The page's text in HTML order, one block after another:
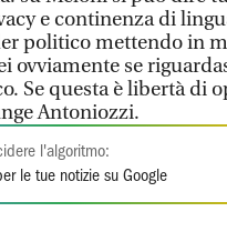
e continenza di
politico mettendo in
ovviamente se
Se questa è libertà di
Antoniozzi.
l'algoritmo:
le tue notizie su Google